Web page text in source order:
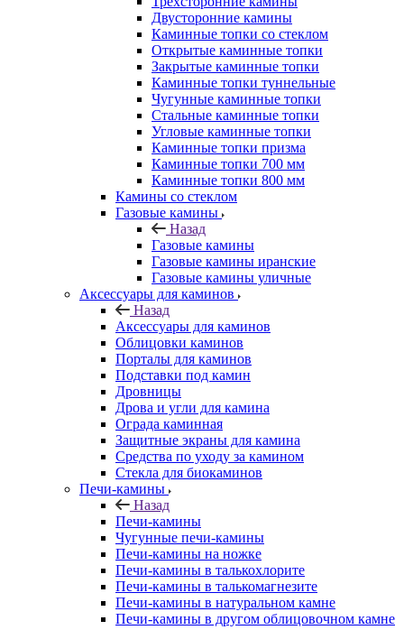
Двусторонние камины
Каминные топки со стеклом
Открытые каминные топки
Закрытые каминные топки
Каминные топки туннельные
Чугунные каминные топки
Стальные каминные топки
Угловые каминные топки
Каминные топки призма
Каминные топки 700 мм
Каминные топки 800 мм
Камины со стеклом
Газовые камины
Назад
Газовые камины
Газовые камины иранские
Газовые камины уличные
Аксессуары для каминов
Назад
Аксессуары для каминов
Облицовки каминов
Порталы для каминов
Подставки под камин
Дровницы
Дрова и угли для камина
Ограда каминная
Защитные экраны для камина
Средства по уходу за камином
Стекла для биокаминов
Печи-камины
Назад
Печи-камины
Чугунные печи-камины
Печи-камины на ножке
Печи-камины в талькохлорите
Печи-камины в талькомагнезите
Печи-камины в натуральном камне
Печи-камины в другом облицовочном камне